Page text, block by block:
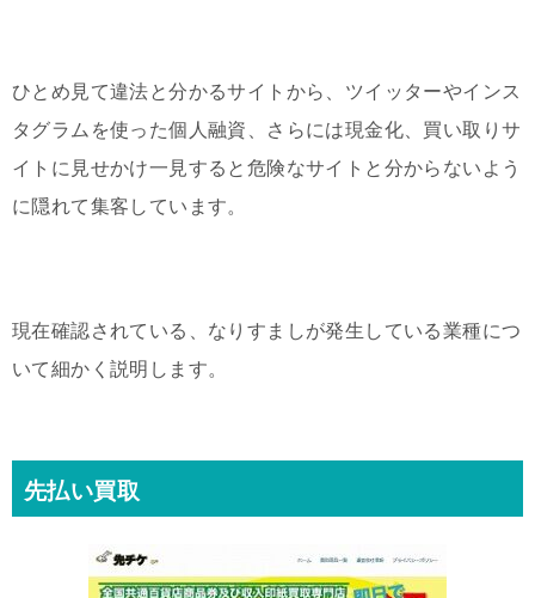
ひとめ見て違法と分かるサイトから、ツイッターやインス
タグラムを使った個人融資、さらには現金化、買い取りサ
イトに見せかけ一見すると危険なサイトと分からないよう
に隠れて集客しています。
現在確認されている、なりすましが発生している業種につ
いて細かく説明します。
先払い買取